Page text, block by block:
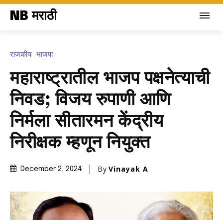
NB मराठी
राजकीय भाजपा
महाराष्ट्रातील भाजप पक्षनेत्याची
निवड; विजय रुपाणी आणि
निर्मला सीतारमन केंद्रीय
निरीक्षक म्हणून नियुक्त
December 2, 2024 By Vinayak A